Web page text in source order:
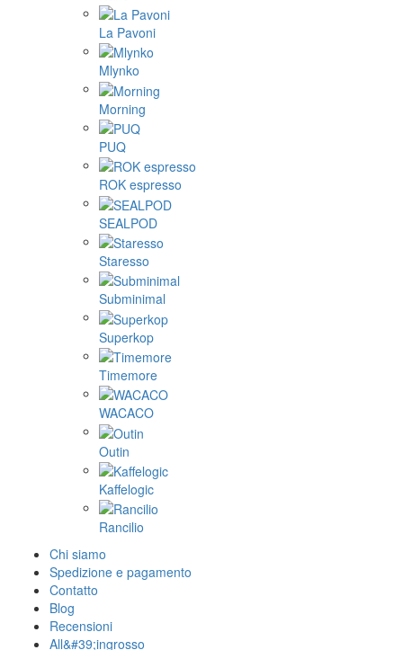
La Pavoni
Mlynko
Morning
PUQ
ROK espresso
SEALPOD
Staresso
Subminimal
Superkop
Timemore
WACACO
Outin
Kaffelogic
Rancilio
Chi siamo
Spedizione e pagamento
Contatto
Blog
Recensioni
All&#39;ingrosso